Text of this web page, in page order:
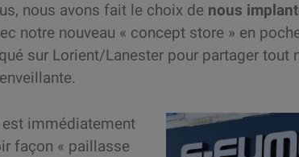
nous avons fait le choix de nous
notre nouveau « concept store » en
sur Lorient/Lanester pour partager tout
est immédiatement
façon « paillasse